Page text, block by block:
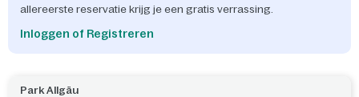
allereerste reservatie krijg je een gratis verrassing.
Inloggen of Registreren
Park Allgäu